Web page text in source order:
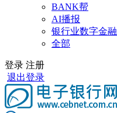
BANK帮
AI播报
银行业数字金
全部
登录 注册
退出登录